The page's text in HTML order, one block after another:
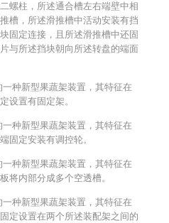
螺柱，所述通合槽左右端壁中相
槽，所述滑推槽中活动安装有挡
固定连接，且所述滑推槽中还固
与所述挡块朝向所述转盘的端面
种新型果蔬架装置，其特征在
设置有固定架。
种新型果蔬架装置，其特征在
固定安装有调控轮。
种新型果蔬架装置，其特征在
将内部分成多个空透槽。
种新型果蔬架装置，其特征在
定设置在两个所述装配架之间的